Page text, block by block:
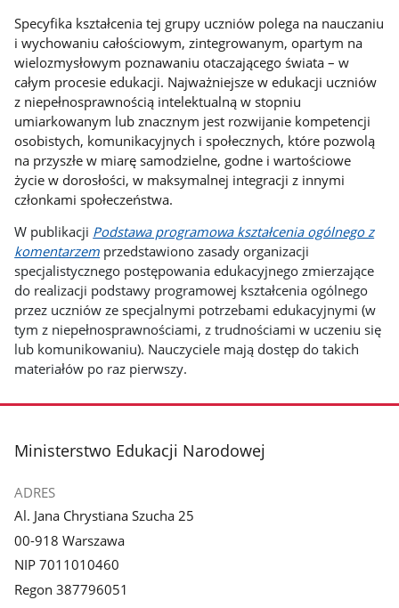
Specyfika kształcenia tej grupy uczniów polega na nauczaniu
i wychowaniu całościowym, zintegrowanym, opartym na
wielozmysłowym poznawaniu otaczającego świata – w
całym procesie edukacji. Najważniejsze w edukacji uczniów
z niepełnosprawnością intelektualną w stopniu
umiarkowanym lub znacznym jest rozwijanie kompetencji
osobistych, komunikacyjnych i społecznych, które pozwolą
na przyszłe w miarę samodzielne, godne i wartościowe
życie w dorosłości, w maksymalnej integracji z innymi
członkami społeczeństwa.
W publikacji Podstawa programowa kształcenia ogólnego z
komentarzem przedstawiono zasady organizacji
specjalistycznego postępowania edukacyjnego zmierzające
do realizacji podstawy programowej kształcenia ogólnego
przez uczniów ze specjalnymi potrzebami edukacyjnymi (w
tym z niepełnosprawnościami, z trudnościami w uczeniu się
lub komunikowaniu). Nauczyciele mają dostęp do takich
materiałów po raz pierwszy.
stopka
Ministerstwo Edukacji Narodowej
ADRES
Al. Jana Chrystiana Szucha 25
00-918 Warszawa
NIP 7011010460
Regon 387796051